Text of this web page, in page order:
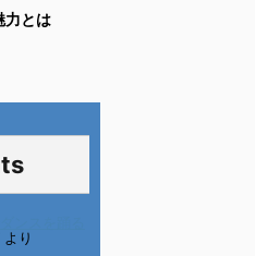
力とは
より